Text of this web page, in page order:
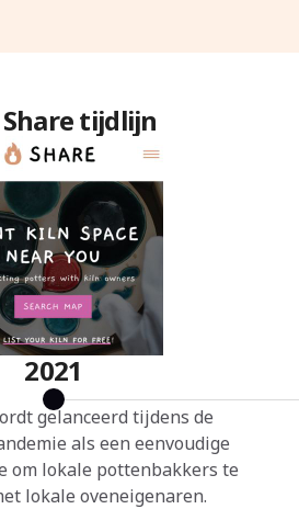
tijdlijn
2021
gelanceerd tijdens de
als een eenvoudige
om lokale pottenbakkers te
lokale oveneigenaren.